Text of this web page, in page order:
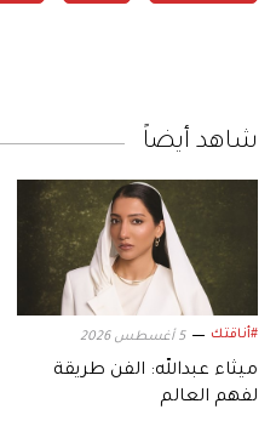
شاهد أيضاً
#أناقتك 5 أغسطس 2026
ميثاء عبدالله: الفن طريقة
لفهم العالم